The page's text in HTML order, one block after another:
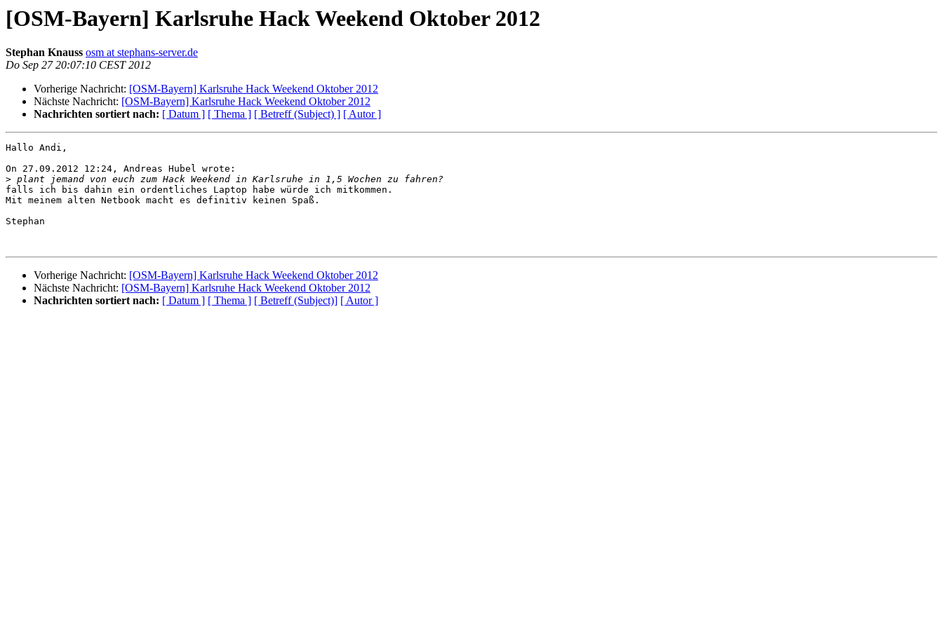
[OSM-Bayern] Karlsruhe Hack Weekend Oktober 2012
Stephan Knauss osm at stephans-server.de
Do Sep 27 20:07:10 CEST 2012
Vorherige Nachricht: [OSM-Bayern] Karlsruhe Hack Weekend Oktober 2012
Nächste Nachricht: [OSM-Bayern] Karlsruhe Hack Weekend Oktober 2012
Nachrichten sortiert nach: [ Datum ] [ Thema ] [ Betreff (Subject) ] [ Autor ]
Hallo Andi,
On 27.09.2012 12:24, Andreas Hubel wrote:
>
falls ich bis dahin ein ordentliches Laptop habe würde ich mitkommen.
Mit meinem alten Netbook macht es definitiv keinen Spaß.
Stephan
Vorherige Nachricht: [OSM-Bayern] Karlsruhe Hack Weekend Oktober 2012
Nächste Nachricht: [OSM-Bayern] Karlsruhe Hack Weekend Oktober 2012
Nachrichten sortiert nach: [ Datum ] [ Thema ] [ Betreff (Subject)] [ Autor ]